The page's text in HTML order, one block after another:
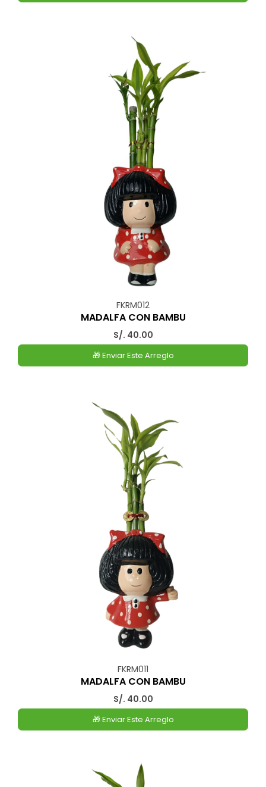
FKRM012
MADALFA CON BAMBU
S/. 40.00
🎁 Enviar Este Arreglo
FKRM011
MADALFA CON BAMBU
S/. 40.00
🎁 Enviar Este Arreglo